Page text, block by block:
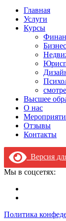
Главная
Услуги
Курсы
Высшее
О нас
Отзывы
Контакты
Версия
Мы в соцсетях:
Политика